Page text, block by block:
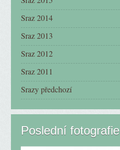
Sraz 2014
Sraz 2013
Sraz 2012
Sraz 2011
Srazy předchozí
Poslední fotografie